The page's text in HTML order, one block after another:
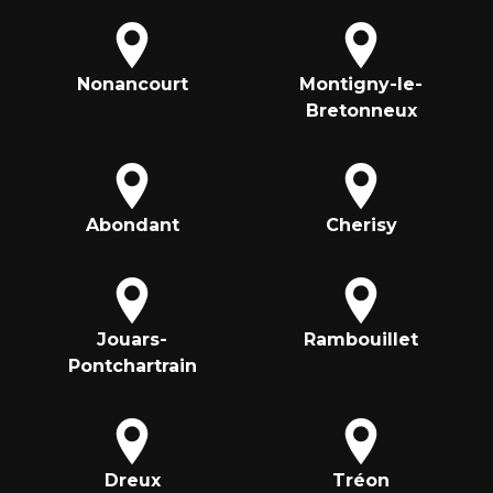
Nonancourt
Montigny-le-
Bretonneux
Abondant Cherisy
Jouars-
Pontchartrain
Rambouillet
Dreux Tréon